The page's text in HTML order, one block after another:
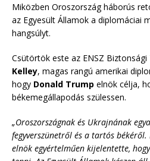
Miközben Oroszország háborús
az Egyesült Államok a diplomáciai
hangsúlyt.
Csütörtök este az ENSZ Biztonsági
Kelley, magas rangú amerikai
hogy Donald Trump elnök célja,
békemegállapodás szülessen.
„Oroszországnak és Ukrajnának
fegyverszünetről és a tartós békéről.
elnök egyértelműen kijelentette,